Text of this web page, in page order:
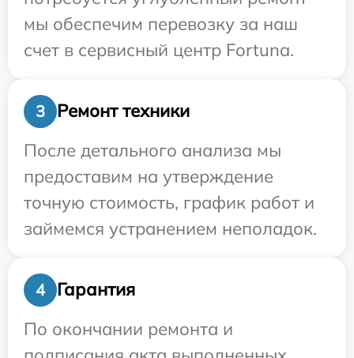
мы обеспечим перевозку за наш
счет в сервисный центр Fortuna.
3
Ремонт техники
После детального анализа мы
предоставим на утверждение
точную стоимость, график работ и
займемся устранением неполадок.
4
Гарантия
По окончании ремонта и